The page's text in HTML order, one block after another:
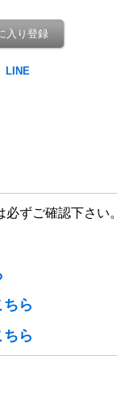
入り登録
ずご確認下さい。
ちら
ちら